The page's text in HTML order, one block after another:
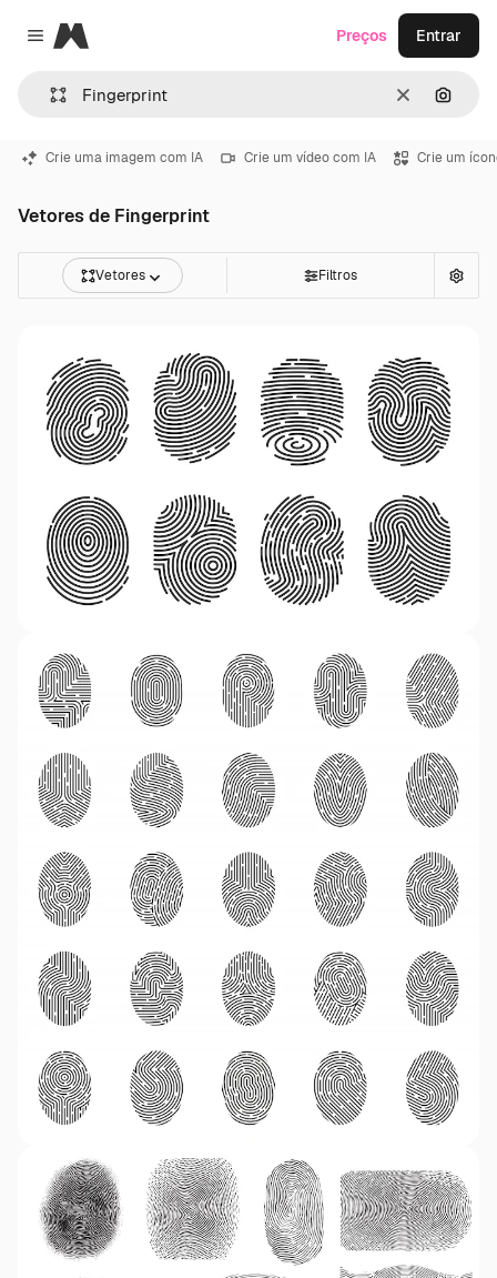
Close menu
Magnific
Limpar
Preços Entrar
Crie uma imagem com IA Crie um vídeo com IA Crie um
Vetores de Fingerprint
Vetores Filtros